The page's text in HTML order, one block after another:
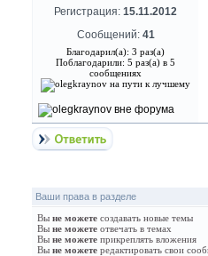
Регистрация: 15.11.2012
Сообщений: 41
Благодарил(а): 3 раз(а)
Поблагодарили: 5 раз(а) в 5
сообщениях
Ваши права в разделе
Вы не можете создавать новые темы
Вы не можете отвечать в темах
Вы не можете прикреплять вложения
Вы не можете редактировать свои